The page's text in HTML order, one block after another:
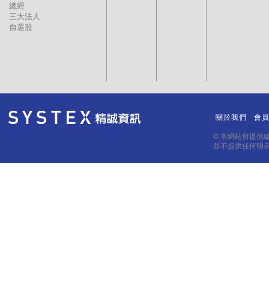
總經
三大法人
自選股
關於我們 會
© 本網站所提供
並不提供任何明